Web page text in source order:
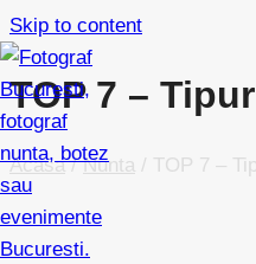
Skip to content
TOP 7 –
Acasa/Nunta / TOP 7 –